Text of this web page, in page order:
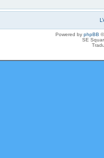
Powered by phpBB
SE